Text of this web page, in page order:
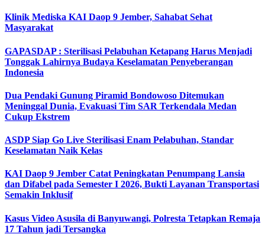
Klinik Mediska KAI Daop 9 Jember, Sahabat Sehat
Masyarakat
GAPASDAP : Sterilisasi Pelabuhan Ketapang Harus Menjadi
Tonggak Lahirnya Budaya Keselamatan Penyeberangan
Indonesia
Dua Pendaki Gunung Piramid Bondowoso Ditemukan
Meninggal Dunia, Evakuasi Tim SAR Terkendala Medan
Cukup Ekstrem
ASDP Siap Go Live Sterilisasi Enam Pelabuhan, Standar
Keselamatan Naik Kelas
KAI Daop 9 Jember Catat Peningkatan Penumpang Lansia
dan Difabel pada Semester I 2026, Bukti Layanan Transportasi
Semakin Inklusif
Kasus Video Asusila di Banyuwangi, Polresta Tetapkan Remaja
17 Tahun jadi Tersangka